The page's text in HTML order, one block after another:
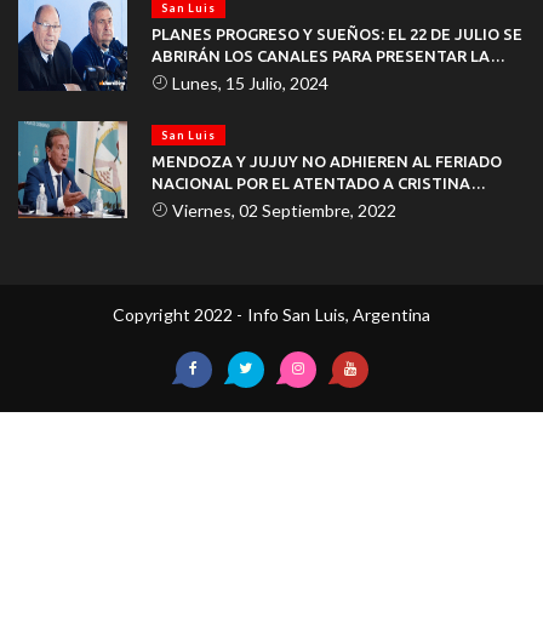
San Luis
PLANES PROGRESO Y SUEÑOS: EL 22 DE JULIO SE
ABRIRÁN LOS CANALES PARA PRESENTAR LA
DOCUMENTACIÓN
Lunes, 15 Julio, 2024
San Luis
MENDOZA Y JUJUY NO ADHIEREN AL FERIADO
NACIONAL POR EL ATENTADO A CRISTINA
KIRCHNER
Viernes, 02 Septiembre, 2022
Copyright 2022 - Info San Luis, Argentina